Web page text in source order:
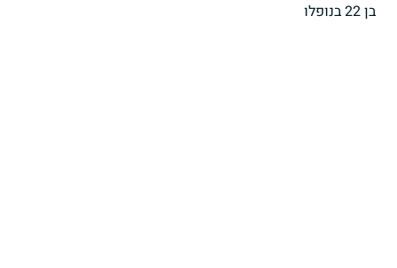
בן 22 בנופלו